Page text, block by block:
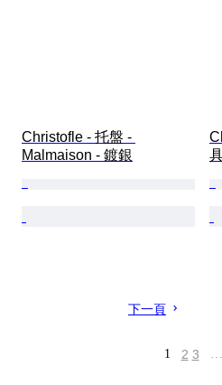
Christofle - 托盤 -
Malmaison - 鍍銀
下一頁
1 2 3 …